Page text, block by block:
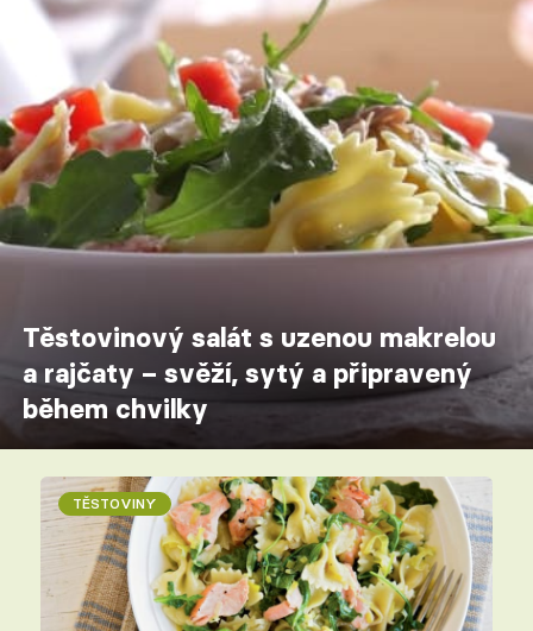
Těstovinový salát s uzenou makrelou
a rajčaty – svěží, sytý a připravený
během chvilky
TĚSTOVINY